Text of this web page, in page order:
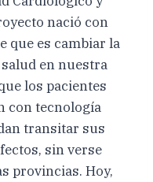
nació con
que es cambiar la
en nuestra
los pacientes
con tecnología
transitar sus
sin verse
provincias. Hoy,